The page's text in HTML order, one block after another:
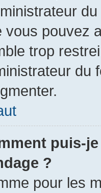
vous pouvez
trop
du
puis-
?
pour les